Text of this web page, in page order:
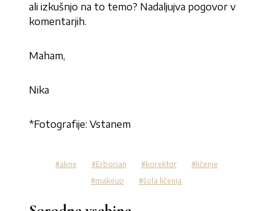
ali izkušnjo na to temo? Nadaljujva pogovor v
komentarjih.
Maham,
Nika
*Fotografije: Vstanem
akne Erborian korektor
ličenje
makeup
šola ličenja